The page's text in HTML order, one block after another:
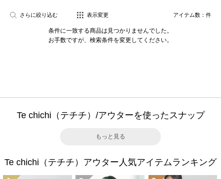
さらに絞り込む 表示変更 アイテム数： 件
条件に一致する商品は見つかりませんでした。
お手数ですが、検索条件を変更してください。
Te chichi（テチチ）/アウターを使ったスナップ
もっと見る
Te chichi（テチチ）アウター人気アイテムランキング